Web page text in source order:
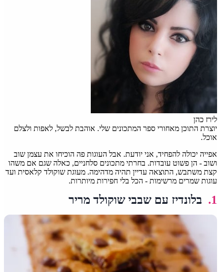
לירז כהן
יוצרת התוכן מאחורי ספר המתכונים שלי. אוהבת לבשל, לאפות ולצלם
אוכל.
אפייה יכולה להפחיד, אני יודעת. אבל העוגות פה הוכיחו את עצמן שוב
ושוב - הן פשוט עובדות. בחרתי מתכונים סלחניים, כאלה שגם אם משהו
קצת משתבש, התוצאה עדיין תהיה מדהימה. מעוגת שוקולד קלאסית ועד
עוגות שמרים מרשימות - הכל בלי חפירות מיותרות.
1. בלונדיז עם שבבי שוקולד מריר